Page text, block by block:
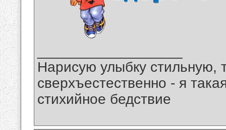
Нарисую улыбку стильную,
сверхъестественно - я
стихийное бедствие